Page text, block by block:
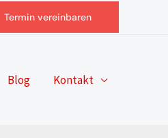
Termin vereinbaren
Blog Kontakt